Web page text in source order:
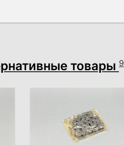
товары 9